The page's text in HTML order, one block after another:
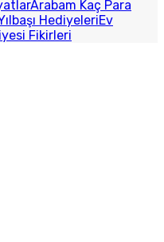
Arabam Kaç Para
HediyeleriEv
Fikirleri